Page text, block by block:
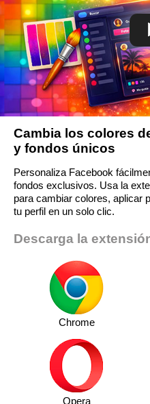
Cambia los colores
y fondos únicos
Personaliza Facebook
fondos exclusivos. Usa la
para cambiar colores, aplicar
tu perfil en un solo clic.
Descarga la
Chrome
Opera